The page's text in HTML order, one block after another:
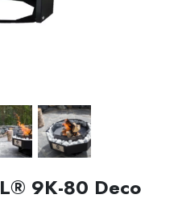
9K-80 Deco